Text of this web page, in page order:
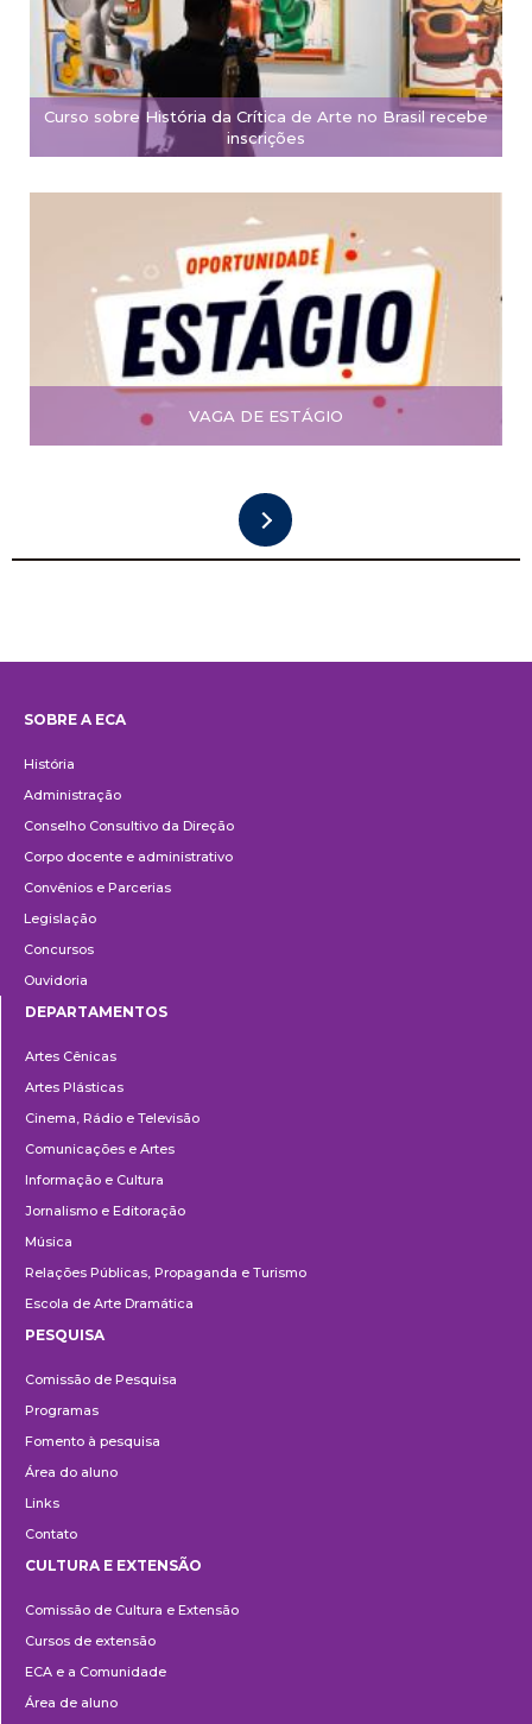
Curso sobre História da Crítica de Arte no Brasil recebe
inscrições
VAGA DE ESTÁGIO
SOBRE A ECA
História
Administração
Conselho Consultivo da Direção
Corpo docente e administrativo
Convênios e Parcerias
Legislação
Concursos
Ouvidoria
DEPARTAMENTOS
Artes Cênicas
Artes Plásticas
Cinema, Rádio e Televisão
Comunicações e Artes
Informação e Cultura
Jornalismo e Editoração
Música
Relações Públicas, Propaganda e Turismo
Escola de Arte Dramática
PESQUISA
Comissão de Pesquisa
Programas
Fomento à pesquisa
Área do aluno
Links
Contato
e
Extensão
CULTURA E EXTENSÃO
Comissão de Cultura e Extensão
Cursos de extensão
ECA e a Comunidade
Área de aluno